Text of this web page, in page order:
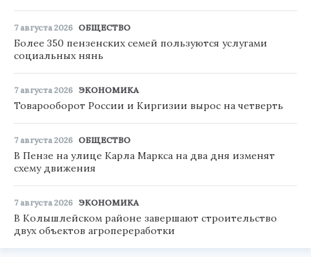
7 августа 2026 ОБЩЕСТВО
Более 350 пензенских семей пользуются услугами
социальных нянь
7 августа 2026 ЭКОНОМИКА
Товарооборот России и Киргизии вырос на четверть
7 августа 2026 ОБЩЕСТВО
В Пензе на улице Карла Маркса на два дня изменят
схему движения
7 августа 2026 ЭКОНОМИКА
В Колышлейском районе завершают строительство
двух объектов агропереработки